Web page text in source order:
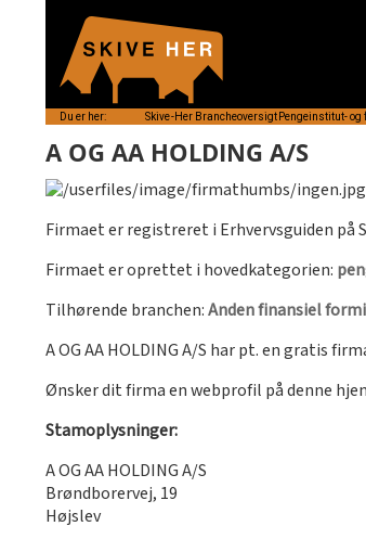
A OG AA HOLDING A/S
Firmaet er registreret i Erhvervsguiden
Firmaet er oprettet i hovedkategorien:
Tilhørende branchen:Anden finansiel
A OG AA HOLDING A/S har pt. en gratis
Ønsker dit firma en webprofil på denne
Stamoplysninger:
A OG AA HOLDING A/S
Brøndborervej, 19
Højslev
Du er her: Skive-Her Brancheoversigt Pengeinstitut-